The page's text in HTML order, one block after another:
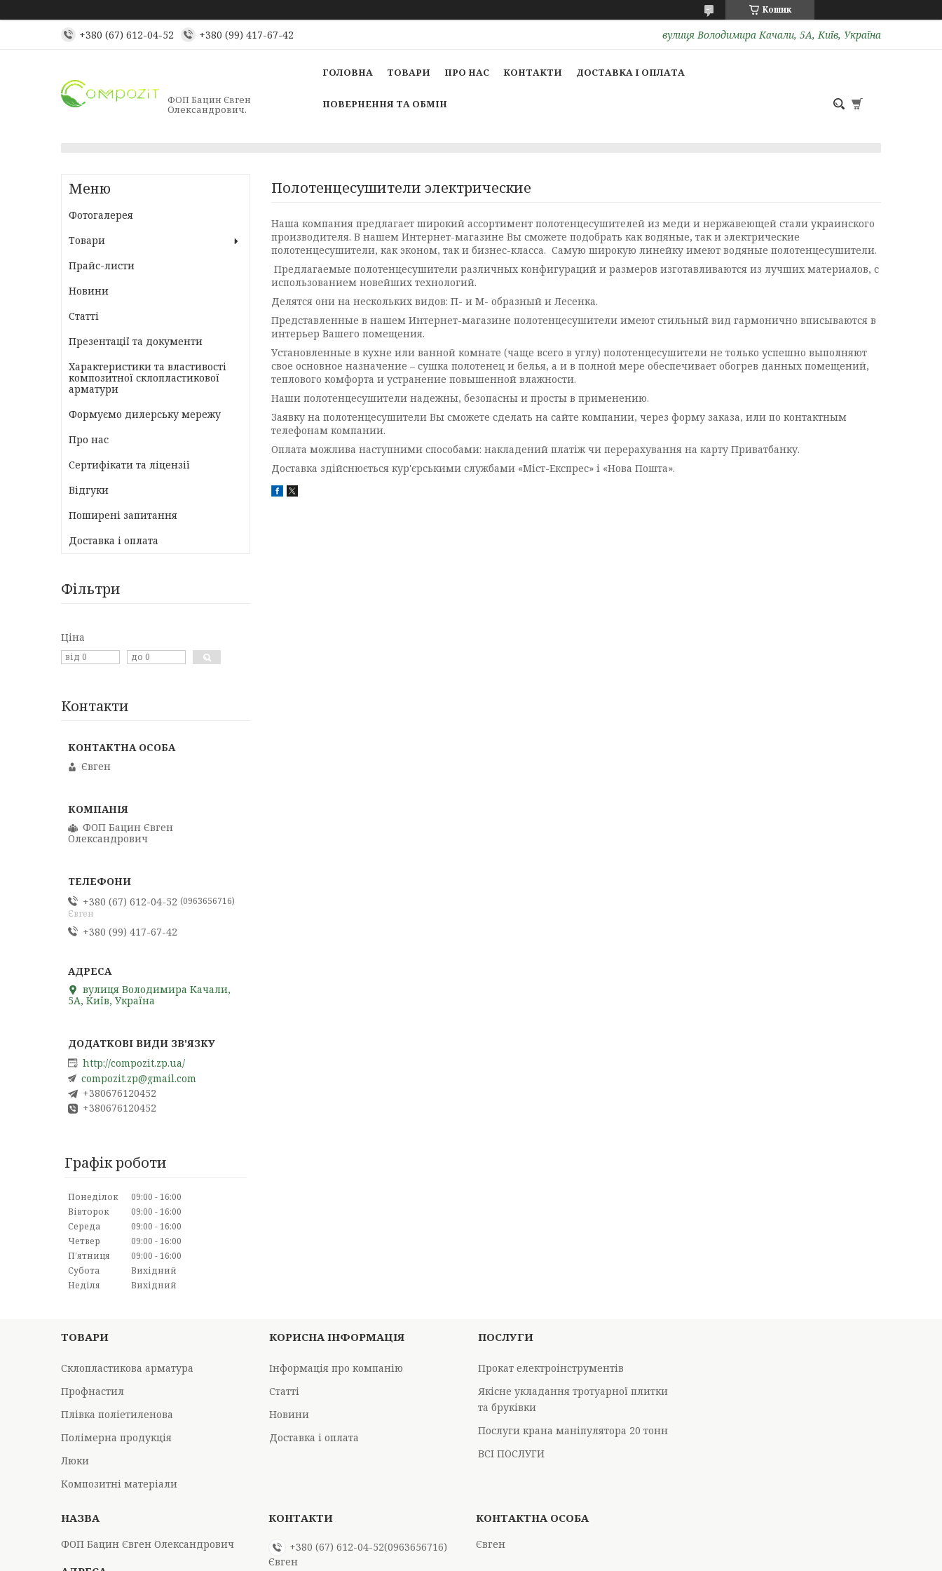
Кошик
+380 (67) 612-04-52 +380 (99) 417-67-42 вулиця Володимира Качали, 5А, Київ, Україна
ФОП Бацин Євген
Олександрович.
ГОЛОВНА ТОВАРИ ПРО НАС КОНТАКТИ ДОСТАВКА І ОПЛАТА
ПОВЕРНЕННЯ ТА ОБМІН
Полотенцесушители электрические
Наша компания предлагает широкий ассортимент полотенцесушителей из меди и нержавеющей стали украинского
производителя. В нашем Интернет-магазине Вы сможете подобрать как водяные, так и электрические
полотенцесушители, как эконом, так и бизнес-класса. Самую широкую линейку имеют водяные полотенцесушители.
Предлагаемые полотенцесушители различных конфигураций и размеров изготавливаются из лучших материалов, с
использованием новейших технологий.
Делятся они на нескольких видов: П- и М- образный и Лесенка.
Представленные в нашем Интернет-магазине полотенцесушители имеют стильный вид гармонично вписываются в
интерьер Вашего помещения.
Установленные в кухне или ванной комнате (чаще всего в углу) полотенцесушители не только успешно выполняют
свое основное назначение – сушка полотенец и белья, а и в полной мере обеспечивает обогрев данных помещений,
теплового комфорта и устранение повышенной влажности.
Наши полотенцесушители надежны, безопасны и просты в применению.
Заявку на полотенцесушители Вы сможете сделать на сайте компании, через форму заказа, или по контактным
телефонам компании.
Оплата можлива наступними способами: накладений платіж чи перерахування на карту Приватбанку.
Доставка здійснюється кур'єрськими службами «Міст-Експрес» і «Нова Пошта».
Фотогалерея
Товари
Прайс-листи
Новини
Статті
Презентації та документи
Характеристики та властивості
композитної склопластикової
арматури
Формуємо дилерську мережу
Про нас
Сертифікати та ліцензії
Відгуки
Поширені запитання
Доставка і оплата
Фільтри
Ціна
Контакти
Євген
ФОП Бацин Євген
Олександрович
+380 (67) 612-04-52 0963656716
Євген
+380 (99) 417-67-42
вулиця Володимира Качали,
5А, Київ, Україна
http://compozit.zp.ua/
compozit.zp@gmail.com
+380676120452
+380676120452
Графік роботи
Понеділок 09:00
16:00
Вівторок
09:00
16:00
Середа
09:00
16:00
Четвер
09:00
16:00
Пʼятниця
09:00
16:00
Субота
Вихідний
Неділя
Вихідний
ТОВАРИ
Склопластикова арматура
Профнастил
Плівка поліетиленова
Полімерна продукція
Люки
Композитні матеріали
КОРИСНА ІНФОРМАЦІЯ
Інформація про компанію
Статті
Новини
Доставка і оплата
ПОСЛУГИ
Прокат електроінструментів
Якісне укладання тротуарної плитки
та бруківки
Послуги крана маніпулятора 20 тонн
ВСІ ПОСЛУГИ
ФОП Бацин Євген Олександрович +380 (67) 612-04-52 0963656716
Євген
Євген